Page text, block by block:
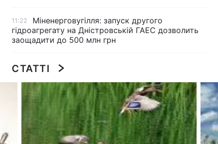
Спорт
Техно і зв'язок
Здоров'я Туризм
Цікавинки Погода
Екологія Регіони
11:22
Міненерговугілля: запуск другого
гідроагрегату на Дністровській ГАЕС дозволить
заощадити до 500 млн грн
СТАТТІ